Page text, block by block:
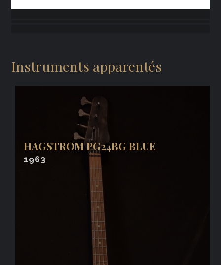
Instruments apparentés
HAGSTROM PG24BG BLUE
1963